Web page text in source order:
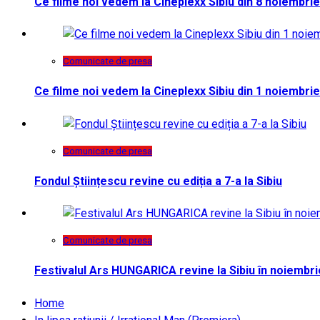
Comunicate de presa
Ce filme noi vedem la Cineplexx Sibiu din 1 noiembrie
Comunicate de presa
Fondul Științescu revine cu ediția a 7-a la Sibiu
Comunicate de presa
Festivalul Ars HUNGARICA revine la Sibiu în
Home